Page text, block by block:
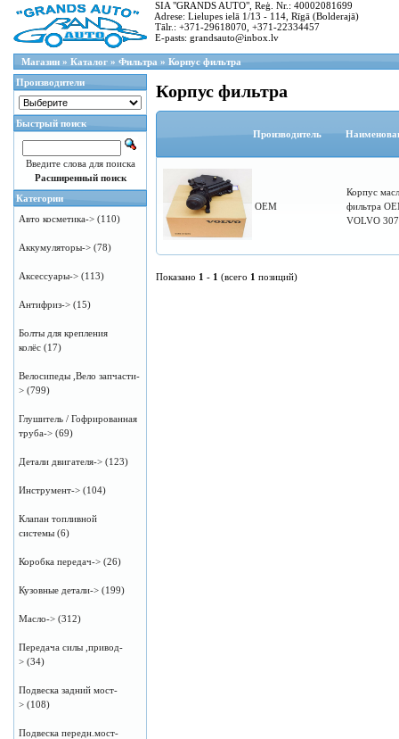
SIA "GRANDS AUTO", Reģ. Nr.: 40002081699
Adrese: Lielupes ielā 1/13 - 114, Rīgā (Bolderajā)
Tālr.: +371-29618070, +371-22334457
E-pasts: grandsauto@inbox.lv
Магазин » Каталог » Фильтра » Корпус фильтра
Корпус фильтра
Производитель
OEM
Корпус
фильтра
VOLVO
Показано 1 - 1 (всего 1 позиций)
Производители
Быстрый поиск
Введите слова для поиска
Расширенный поиск
Категории
Авто косметика-> (110)
Аккумуляторы-> (78)
Аксессуары-> (113)
Антифриз-> (15)
Болты для крепления
колёс (17)
Велосипеды ,Вело запчасти-
> (799)
Глушитель / Гофрированная
труба-> (69)
Детали двигателя-> (123)
Инструмент-> (104)
Клапан топливной
системы (6)
Коробка передач-> (26)
Кузовные детали-> (199)
Масло-> (312)
Передача силы ,привод-
> (34)
Подвеска задний мост-
> (108)
Подвеска передн.мост-